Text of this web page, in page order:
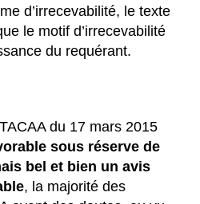
d’irrecevabilité, le texte
le motif d’irrecevabilité
du requérant.
du 17 mars 2015
sous réserve de
bel et bien un avis
, la majorité des